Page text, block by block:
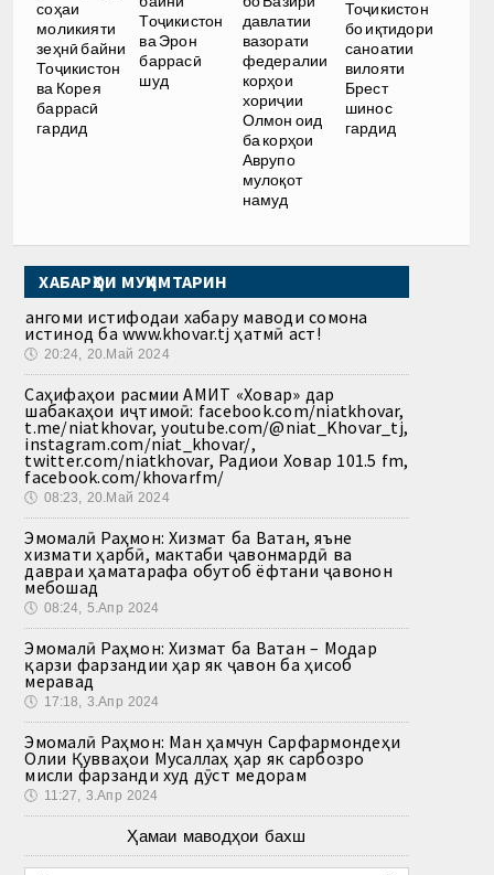
соҳаи
моликияти
зеҳнӣ байни
Тоҷикистон
ва Корея
баррасӣ
гардид
Тоҷикистон
ва Эрон
баррасӣ
шуд
давлатии
вазорати
федералии
корҳои
хориҷии
Олмон оид
ба корҳои
Аврупо
мулоқот
намуд
Тоҷикистон
бо иқтидори
саноатии
вилояти
Брест
шинос
гардид
ХАБАРҲОИ МУҲИМТАРИН
Ҳангоми истифодаи хабару маводи сомона
истинод ба www.khovar.tj ҳатмӣ аст!
🕔 20:24, 20.Май 2024
Саҳифаҳои расмии АМИТ «Ховар» дар
шабакаҳои иҷтимоӣ: facebook.com/niatkhovar,
t.me/niatkhovar, youtube.com/@niat_Khovar_tj,
instagram.com/niat_khovar/,
twitter.com/niatkhovar, Радиои Ховар 101.5 fm,
facebook.com/khovarfm/
🕔 08:23, 20.Май 2024
Эмомалӣ Раҳмон: Хизмат ба Ватан, яъне
хизмати ҳарбӣ, мактаби ҷавонмардӣ ва
давраи ҳаматарафа обутоб ёфтани ҷавонон
мебошад
🕔 08:24, 5.Апр 2024
Эмомалӣ Раҳмон: Хизмат ба Ватан – Модар
қарзи фарзандии ҳар як ҷавон ба ҳисоб
меравад
🕔 17:18, 3.Апр 2024
Эмомалӣ Раҳмон: Ман ҳамчун Сарфармондеҳи
Олии Қувваҳои Мусаллаҳ ҳар як сарбозро
мисли фарзанди худ дӯст медорам
🕔 11:27, 3.Апр 2024
Ҳамаи маводҳои бахш